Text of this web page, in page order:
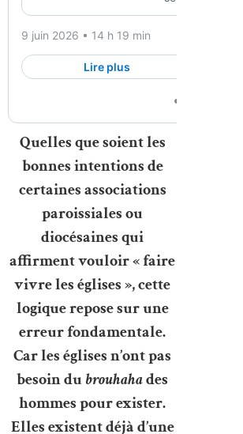
Quelles que soient les
bonnes intentions de
certaines associations
paroissiales ou
diocésaines qui
affirment vouloir « faire
vivre les églises », cette
logique repose sur une
erreur fondamentale.
Car les églises n’ont pas
besoin du brouhahades
hommes pour exister.
Elles existent déjà d’une